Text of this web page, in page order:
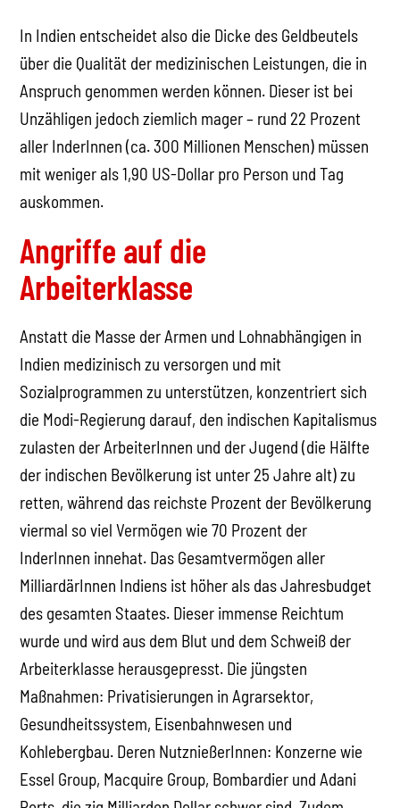
In Indien entscheidet also die Dicke des Geldbeutels
über die Qualität der medizinischen Leistungen, die in
Anspruch genommen werden können. Dieser ist bei
Unzähligen jedoch ziemlich mager – rund 22 Prozent
aller InderInnen (ca. 300 Millionen Menschen) müssen
mit weniger als 1,90 US-Dollar pro Person und Tag
auskommen.
Angriffe auf die
Arbeiterklasse
Anstatt die Masse der Armen und Lohnabhängigen in
Indien medizinisch zu versorgen und mit
Sozialprogrammen zu unterstützen, konzentriert sich
die Modi-Regierung darauf, den indischen Kapitalismus
zulasten der ArbeiterInnen und der Jugend (die Hälfte
der indischen Bevölkerung ist unter 25 Jahre alt) zu
retten, während das reichste Prozent der Bevölkerung
viermal so viel Vermögen wie 70 Prozent der
InderInnen innehat. Das Gesamtvermögen aller
MilliardärInnen Indiens ist höher als das Jahresbudget
des gesamten Staates. Dieser immense Reichtum
wurde und wird aus dem Blut und dem Schweiß der
Arbeiterklasse herausgepresst. Die jüngsten
Maßnahmen: Privatisierungen in Agrarsektor,
Gesundheitssystem, Eisenbahnwesen und
Kohlebergbau. Deren NutznießerInnen: Konzerne wie
Essel Group, Macquire Group, Bombardier und Adani